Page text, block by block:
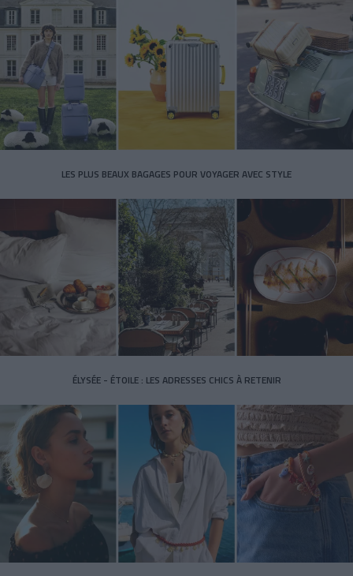
LES PLUS BEAUX BAGAGES POUR VOYAGER AVEC STYLE
ÉLYSÉE - ÉTOILE : LES ADRESSES CHICS À RETENIR